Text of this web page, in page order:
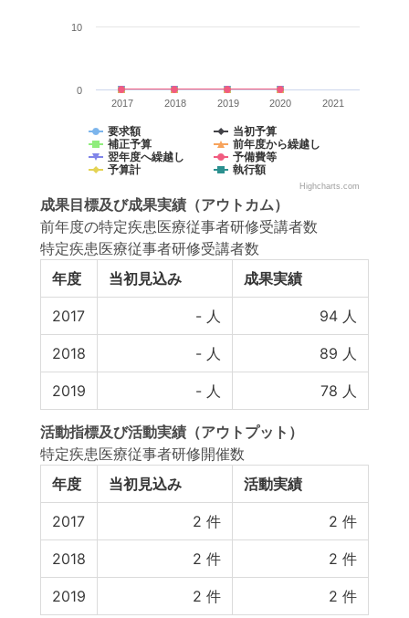
要求額
当初予算
補正予算
前年度から繰越し
翌年度へ繰越し
予備費等
予算計
執行額
2017 2018 2019 2020 2021
0
10
Highcharts.com
成果目標及び成果実績 （アウトカム）
前年度の特定疾患医療従事者研修受講者数
特定疾患医療従事者研修受講者数
年度
当初見込み 成果実績
2017 - 人 94 人
2018 - 人 89 人
2019 - 人 78 人
活動指標及び活動実績 （アウトプット）
特定疾患医療従事者研修開催数
年度
当初見込み 活動実績
2017 2 件 2 件
2018 2 件 2 件
2019 2 件 2 件